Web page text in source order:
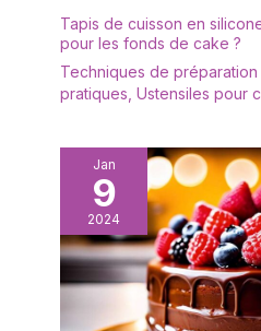
Tapis de cuisson en
pour les fonds de cake ?
Techniques de
pratiques Ustensiles pour
Jan
9
2024